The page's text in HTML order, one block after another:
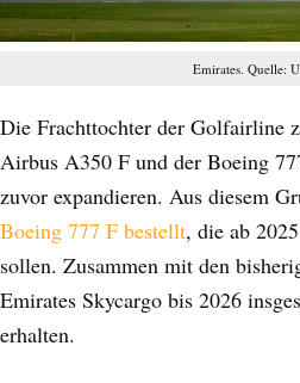
Emirates. Quelle:
Die Frachttochter der Golfairline
Airbus A350 F und der Boeing
zuvor expandieren. Aus diesem
Boeing 777 F bestellt, die ab
sollen. Zusammen mit den
Emirates Skycargo bis 2026
erhalten.